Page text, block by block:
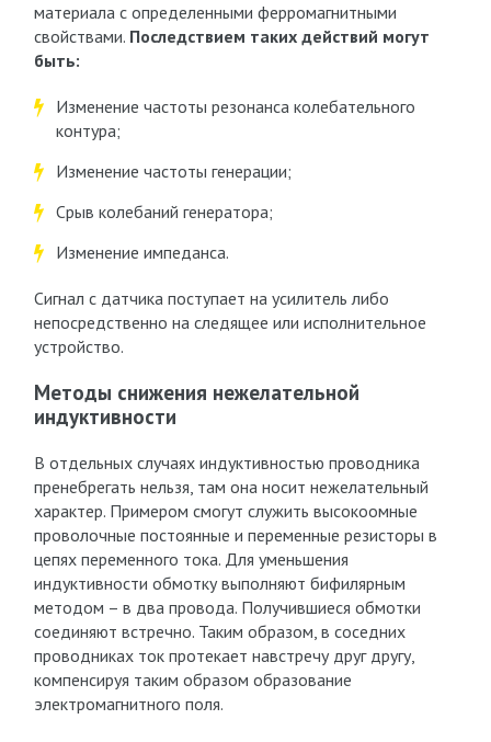
материала с определенными ферромагнитными
свойствами. Последствием таких действий могут
быть:
Изменение частоты резонанса колебательного
контура;
Изменение частоты генерации;
Срыв колебаний генератора;
Изменение импеданса.
Сигнал с датчика поступает на усилитель либо
непосредственно на следящее или исполнительное
устройство.
Методы снижения нежелательной
индуктивности
В отдельных случаях индуктивностью проводника
пренебрегать нельзя, там она носит нежелательный
характер. Примером смогут служить высокоомные
проволочные постоянные и переменные резисторы в
цепях переменного тока. Для уменьшения
индуктивности обмотку выполняют бифилярным
методом – в два провода. Получившиеся обмотки
соединяют встречно. Таким образом, в соседних
проводниках ток протекает навстречу друг другу,
компенсируя таким образом образование
электромагнитного поля.